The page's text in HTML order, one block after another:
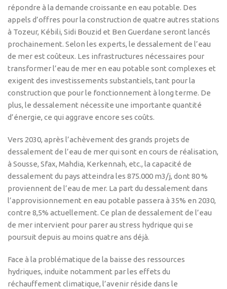
répondre à la demande croissante en eau potable. Des
appels d’offres pour la construction de quatre autres stations
à Tozeur, Kébili, Sidi Bouzid et Ben Guerdane seront lancés
prochainement. Selon les experts, le dessalement de l’eau
de mer est coûteux. Les infrastructures nécessaires pour
transformer l’eau de mer en eau potable sont complexes et
exigent des investissements substantiels, tant pour la
construction que pour le fonctionnement à long terme. De
plus, le dessalement nécessite une importante quantité
d’énergie, ce qui aggrave encore ses coûts.
Vers 2030, après l’achèvement des grands projets de
dessalement de l’eau de mer qui sont en cours de réalisation,
à Sousse, Sfax, Mahdia, Kerkennah, etc., la capacité de
dessalement du pays atteindra les 875.000 m3/j, dont 80 %
proviennent de l’eau de mer. La part du dessalement dans
l’approvisionnement en eau potable passera à 35% en 2030,
contre 8,5% actuellement. Ce plan de dessalement de l’eau
de mer intervient pour parer au stress hydrique qui se
poursuit depuis au moins quatre ans déjà.
Face à la problématique de la baisse des ressources
hydriques, induite notamment par les effets du
réchauffement climatique, l’avenir réside dans le